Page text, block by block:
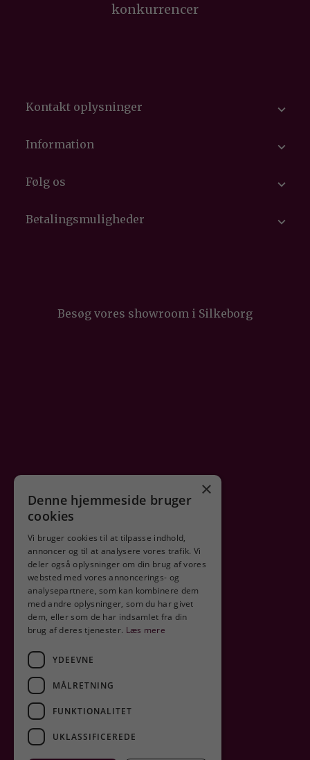
konkurrencer
Kontakt oplysninger 
Information 
Følg os 
Betalingsmuligheder 
Besøg vores showroom i Silkeborg
Sikker shopping
×
Denne hjemmeside bruger
cookies
Vi bruger cookies til at tilpasse indhold,
annoncer og til at analysere vores trafik. Vi
deler også oplysninger om din brug af vores
websted med vores annoncerings- og
analysepartnere, som kan kombinere dem
med andre oplysninger, som du har givet
dem, eller som de har indsamlet fra din
brug af deres tjenester. Læs mere
YDEEVNE
MÅLRETNING
FUNKTIONALITET
UKLASSIFICEREDE